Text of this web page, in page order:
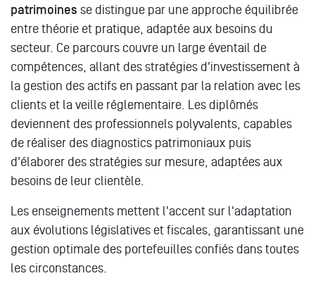
patrimoines se distingue par une approche équilibrée
entre théorie et pratique, adaptée aux besoins du
secteur. Ce parcours couvre un large éventail de
compétences, allant des stratégies d'investissement à
la gestion des actifs en passant par la relation avec les
clients et la veille réglementaire. Les diplômés
deviennent des professionnels polyvalents, capables
de réaliser des diagnostics patrimoniaux puis
d'élaborer des stratégies sur mesure, adaptées aux
besoins de leur clientèle.
Les enseignements mettent l'accent sur l'adaptation
aux évolutions législatives et fiscales, garantissant une
gestion optimale des portefeuilles confiés dans toutes
les circonstances.